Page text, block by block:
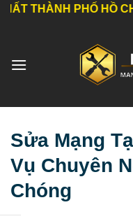
Bỏ
dung
PHỐ HỒ CHÍ MINH
Sửa Mạng
Vụ Chuyên
Chóng